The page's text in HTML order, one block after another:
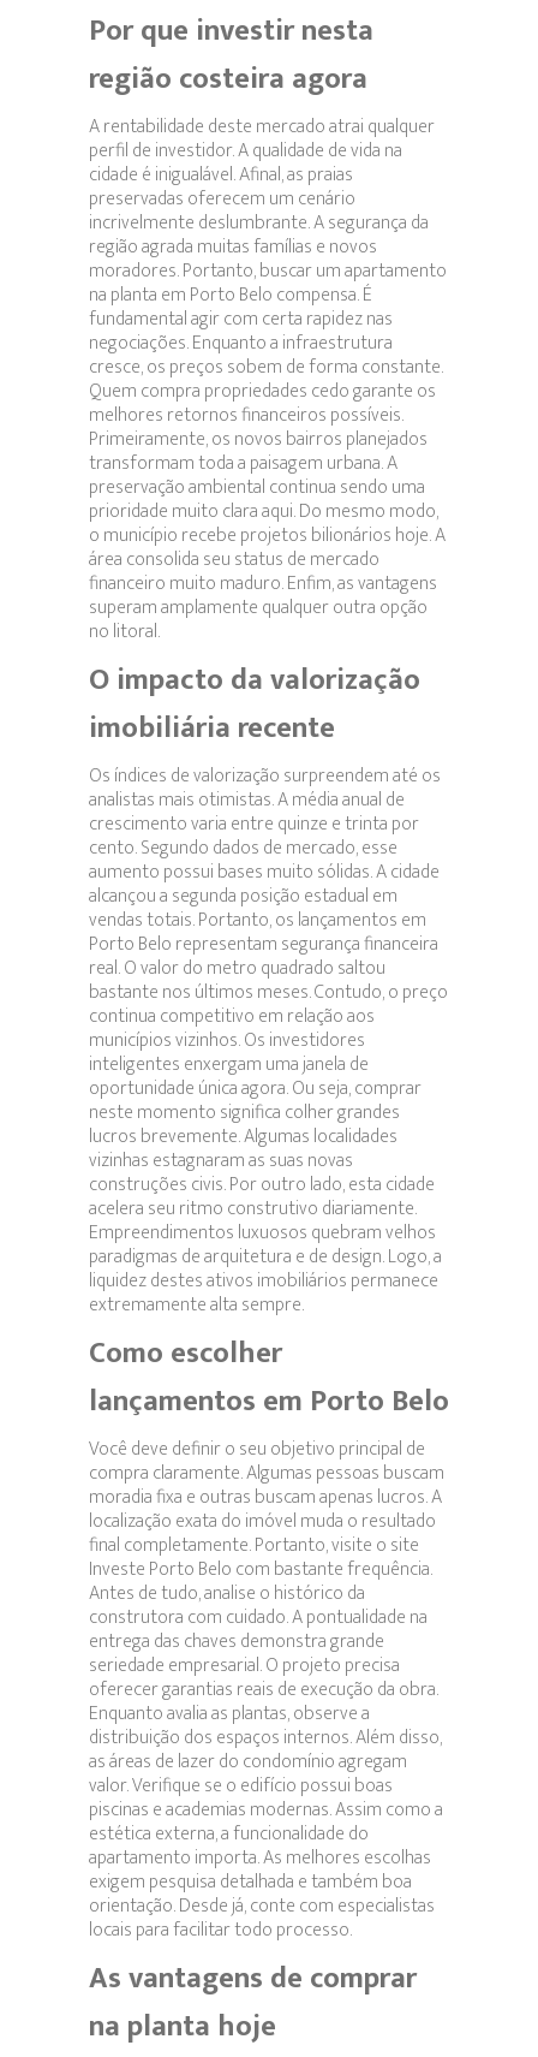
Por que investir nesta
região costeira agora
A rentabilidade deste mercado atrai qualquer
perfil de investidor. A qualidade de vida na
cidade é inigualável. Afinal, as praias
preservadas oferecem um cenário
incrivelmente deslumbrante. A segurança da
região agrada muitas famílias e novos
moradores. Portanto, buscar um apartamento
na planta em Porto Belo compensa. É
fundamental agir com certa rapidez nas
negociações. Enquanto a infraestrutura
cresce, os preços sobem de forma constante.
Quem compra propriedades cedo garante os
melhores retornos financeiros possíveis.
Primeiramente, os novos bairros planejados
transformam toda a paisagem urbana. A
preservação ambiental continua sendo uma
prioridade muito clara aqui. Do mesmo modo,
o município recebe projetos bilionários hoje. A
área consolida seu status de mercado
financeiro muito maduro. Enfim, as vantagens
superam amplamente qualquer outra opção
no litoral.
O impacto da valorização
imobiliária recente
Os índices de valorização surpreendem até os
analistas mais otimistas. A média anual de
crescimento varia entre quinze e trinta por
cento. Segundo dados de mercado, esse
aumento possui bases muito sólidas. A cidade
alcançou a segunda posição estadual em
vendas totais. Portanto, os lançamentos em
Porto Belo representam segurança financeira
real. O valor do metro quadrado saltou
bastante nos últimos meses. Contudo, o preço
continua competitivo em relação aos
municípios vizinhos. Os investidores
inteligentes enxergam uma janela de
oportunidade única agora. Ou seja, comprar
neste momento significa colher grandes
lucros brevemente. Algumas localidades
vizinhas estagnaram as suas novas
construções civis. Por outro lado, esta cidade
acelera seu ritmo construtivo diariamente.
Empreendimentos luxuosos quebram velhos
paradigmas de arquitetura e de design. Logo, a
liquidez destes ativos imobiliários permanece
extremamente alta sempre.
Como escolher
lançamentos em Porto Belo
Você deve definir o seu objetivo principal de
compra claramente. Algumas pessoas buscam
moradia fixa e outras buscam apenas lucros. A
localização exata do imóvel muda o resultado
final completamente. Portanto, visite o site
Investe Porto Belo com bastante frequência.
Antes de tudo, analise o histórico da
construtora com cuidado. A pontualidade na
entrega das chaves demonstra grande
seriedade empresarial. O projeto precisa
oferecer garantias reais de execução da obra.
Enquanto avalia as plantas, observe a
distribuição dos espaços internos. Além disso,
as áreas de lazer do condomínio agregam
valor. Verifique se o edifício possui boas
piscinas e academias modernas. Assim como a
estética externa, a funcionalidade do
apartamento importa. As melhores escolhas
exigem pesquisa detalhada e também boa
orientação. Desde já, conte com especialistas
locais para facilitar todo processo.
As vantagens de comprar
na planta hoje